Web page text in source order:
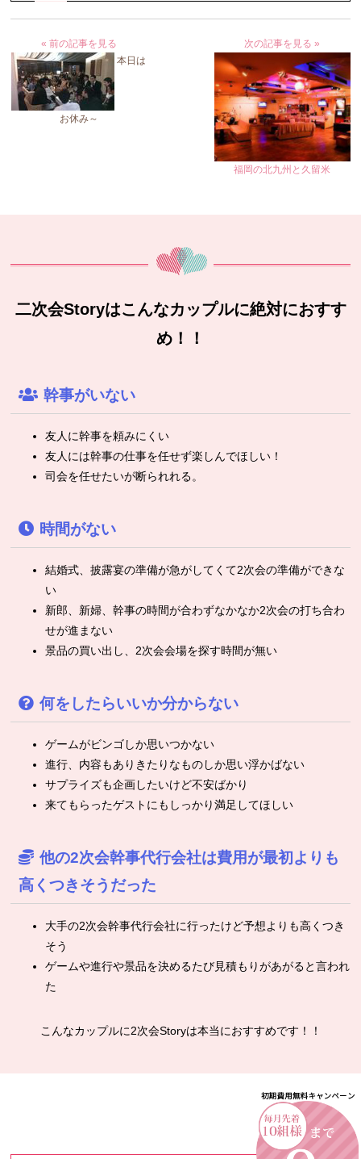
« 前の記事を見る
本日は
お休み～
次の記事を見る »
福岡の北九州と久留米
二次会Storyはこんなカップルに絶対におすす
め！！
幹事がいない
友人に幹事を頼みにくい
友人には幹事の仕事を任せず楽しんでほしい！
司会を任せたいが断られれる。
時間がない
結婚式、披露宴の準備が急がしてくて2次会の準備ができな
い
新郎、新婦、幹事の時間が合わずなかなか2次会の打ち合わ
せが進まない
景品の買い出し、2次会会場を探す時間が無い
何をしたらいいか分からない
ゲームがビンゴしか思いつかない
進行、内容もありきたりなものしか思い浮かばない
サプライズも企画したいけど不安ばかり
来てもらったゲストにもしっかり満足してほしい
他の2次会幹事代行会社は費用が最初よりも
高くつきそうだった
大手の2次会幹事代行会社に行ったけど予想よりも高くつき
そう
ゲームや進行や景品を決めるたび見積もりがあがると言われ
た
こんなカップルに2次会Storyは本当におすすめです！！